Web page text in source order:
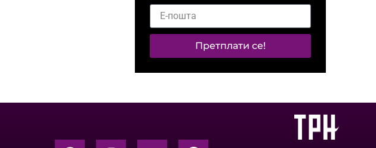
Претплати се!